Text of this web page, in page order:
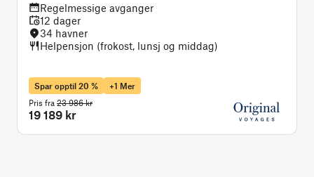
Regelmessige avganger
12 dager
34 havner
Helpensjon (frokost, lunsj og middag)
Spar opptil 20 %
+1 Mer
Pris fra 23 986 kr
19 189 kr